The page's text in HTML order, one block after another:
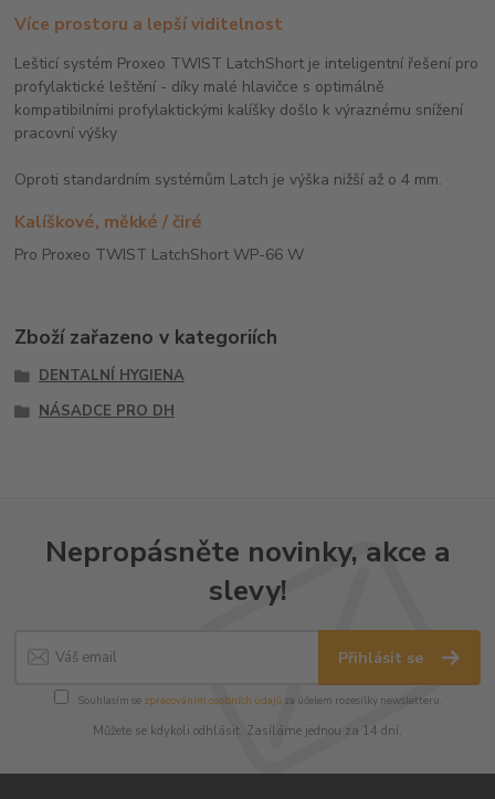
Více prostoru a lepší viditelnost
Lešticí systém Proxeo TWIST LatchShort je inteligentní řešení pro
profylaktické leštění - díky malé hlavičce s optimálně
kompatibilními profylaktickými kalíšky došlo k výraznému snížení
pracovní výšky
Oproti standardním systémům Latch je výška nižší až o 4 mm.
Kalíškové, měkké / čiré
Pro Proxeo TWIST LatchShort WP-66 W
Zboží zařazeno v kategoriích
DENTALNÍ HYGIENA
NÁSADCE PRO DH
Nepropásněte novinky, akce a
slevy!
Přihlásit se
Souhlasím se zpracováním osobních údajůza účelem rozesílky newsletteru.
Můžete se kdykoli odhlásit. Zasíláme jednou za 14 dní.